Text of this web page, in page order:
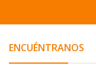
ENCUÉNTRANOS